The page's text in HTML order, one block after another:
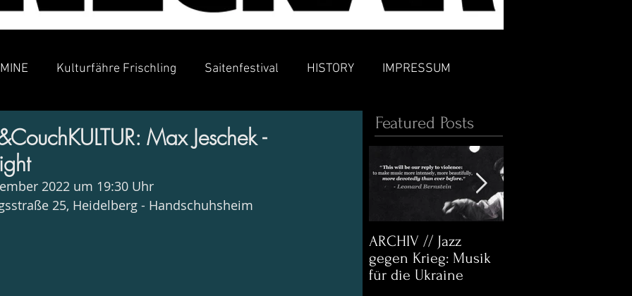
Max Jeschek -
2022 um 19:30 Uhr
25, Heidelberg - Handschuhsheim
Featured Posts
ARCHIV // Jazz
gegen Krieg: Musik
für die Ukraine
Kulturfähre Frischling Saitenfestival HISTORY IMPRESSUM